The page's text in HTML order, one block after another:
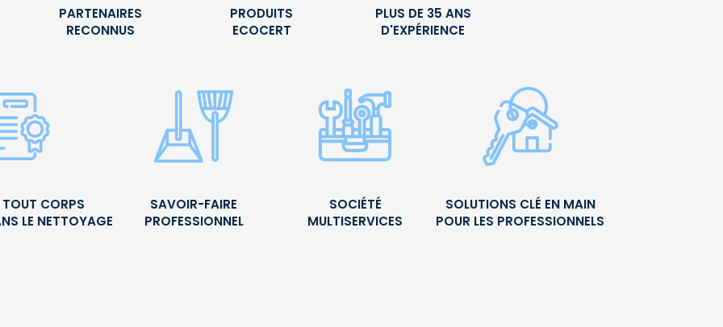
PARTENAIRES
RECONNUS
PRODUITS
ECOCERT
PLUS DE 35 ANS
D'EXPÉRIENCE
TOUT CORPS
LE NETTOYAGE
SAVOIR-FAIRE
PROFESSIONNEL
SOCIÉTÉ
MULTISERVICES
SOLUTIONS CLÉ EN MAIN
POUR LES PROFESSIONNELS